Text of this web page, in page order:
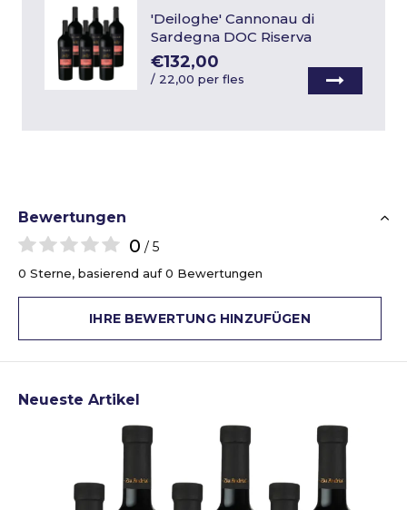
'Deiloghe' Cannonau di
Sardegna DOC Riserva
€132,00
/ 22,00 per fles
Bewertungen
0 / 5
0 Sterne, basierend auf 0 Bewertungen
IHRE BEWERTUNG HINZUFÜGEN
Neueste Artikel